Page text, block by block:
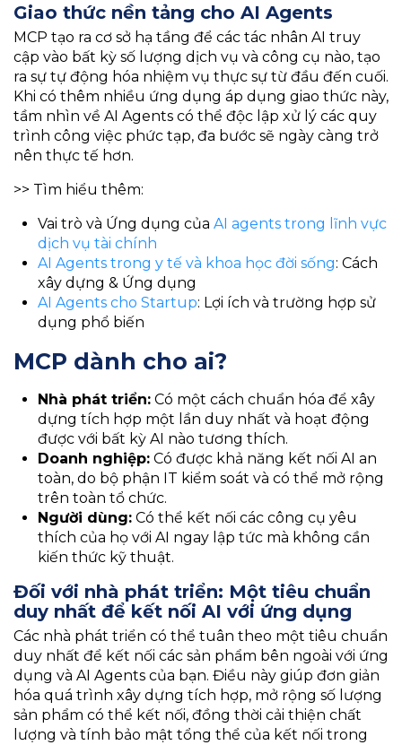
Giao thức nền tảng cho AI Agents
MCP tạo ra cơ sở hạ tầng để các tác nhân AI truy
cập vào bất kỳ số lượng dịch vụ và công cụ nào, tạo
ra sự tự động hóa nhiệm vụ thực sự từ đầu đến cuối.
Khi có thêm nhiều ứng dụng áp dụng giao thức này,
tầm nhìn về AI Agents có thể độc lập xử lý các quy
trình công việc phức tạp, đa bước sẽ ngày càng trở
nên thực tế hơn.
>> Tìm hiểu thêm:
Vai trò và Ứng dụng củaAI agents trong lĩnh vực
dịch vụ tài chính
AI Agents trong y tế và khoa học đời sống: Cách
xây dựng & Ứng dụng
AI Agents cho Startup: Lợi ích và trường hợp sử
dụng phổ biến
MCP dành cho ai?
Nhà phát triển: Có một cách chuẩn hóa để xây
dựng tích hợp một lần duy nhất và hoạt động
được với bất kỳ AI nào tương thích.
Doanh nghiệp: Có được khả năng kết nối AI an
toàn, do bộ phận IT kiểm soát và có thể mở rộng
trên toàn tổ chức.
Người dùng: Có thể kết nối các công cụ yêu
thích của họ với AI ngay lập tức mà không cần
kiến thức kỹ thuật.
Đối với nhà phát triển: Một tiêu chuẩn
duy nhất để kết nối AI với ứng dụng
Các nhà phát triển có thể tuân theo một tiêu chuẩn
duy nhất để kết nối các sản phẩm bên ngoài với ứng
dụng và AI Agents của bạn. Điều này giúp đơn giản
hóa quá trình xây dựng tích hợp, mở rộng số lượng
sản phẩm có thể kết nối, đồng thời cải thiện chất
lượng và tính bảo mật tổng thể của kết nối trong